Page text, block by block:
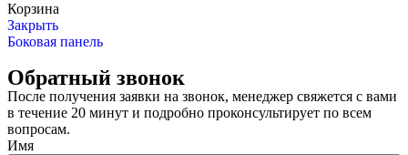
Корзина
Закрыть
Боковая панель
Обратный звонок
После получения заявки на звонок, менеджер свяжется с вами
в течение 20 минут и подробно проконсультирует по всем
вопросам.
Имя